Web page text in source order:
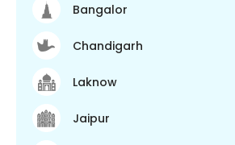
Bangalor
Chandigarh
Laknow
Jaipur